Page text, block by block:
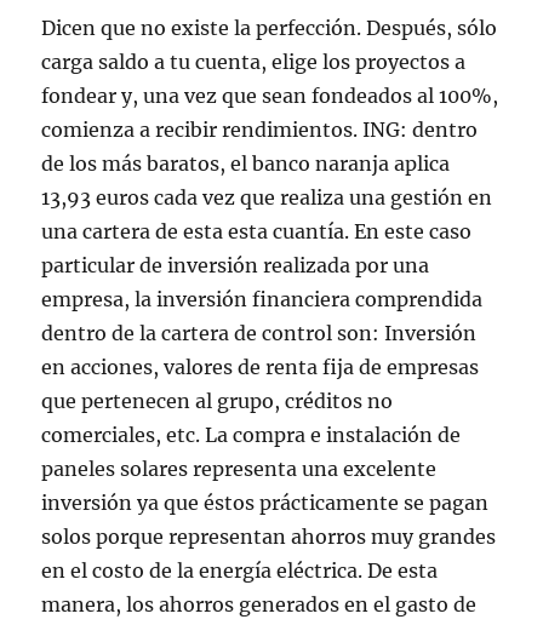
Dicen que no existe la perfección. Después, sólo
carga saldo a tu cuenta, elige los proyectos a
fondear y, una vez que sean fondeados al 100%,
comienza a recibir rendimientos. ING: dentro
de los más baratos, el banco naranja aplica
13,93 euros cada vez que realiza una gestión en
una cartera de esta esta cuantía. En este caso
particular de inversión realizada por una
empresa, la inversión financiera comprendida
dentro de la cartera de control son: Inversión
en acciones, valores de renta fija de empresas
que pertenecen al grupo, créditos no
comerciales, etc. La compra e instalación de
paneles solares representa una excelente
inversión ya que éstos prácticamente se pagan
solos porque representan ahorros muy grandes
en el costo de la energía eléctrica. De esta
manera, los ahorros generados en el gasto de